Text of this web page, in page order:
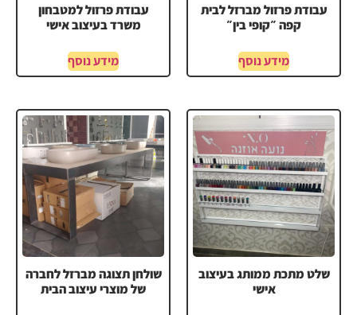
עבודת פרזול מברזל לבית
קפה ״קופי בין״
מידע נוסף
עבודת פרזול למטבחון
משרד בעיצוב אישי
מידע נוסף
שלט מתכת ממותג בעיצוב
אישי
שולחן תצוגה מברזל לחברה
של מוצרי עיצוב הבית